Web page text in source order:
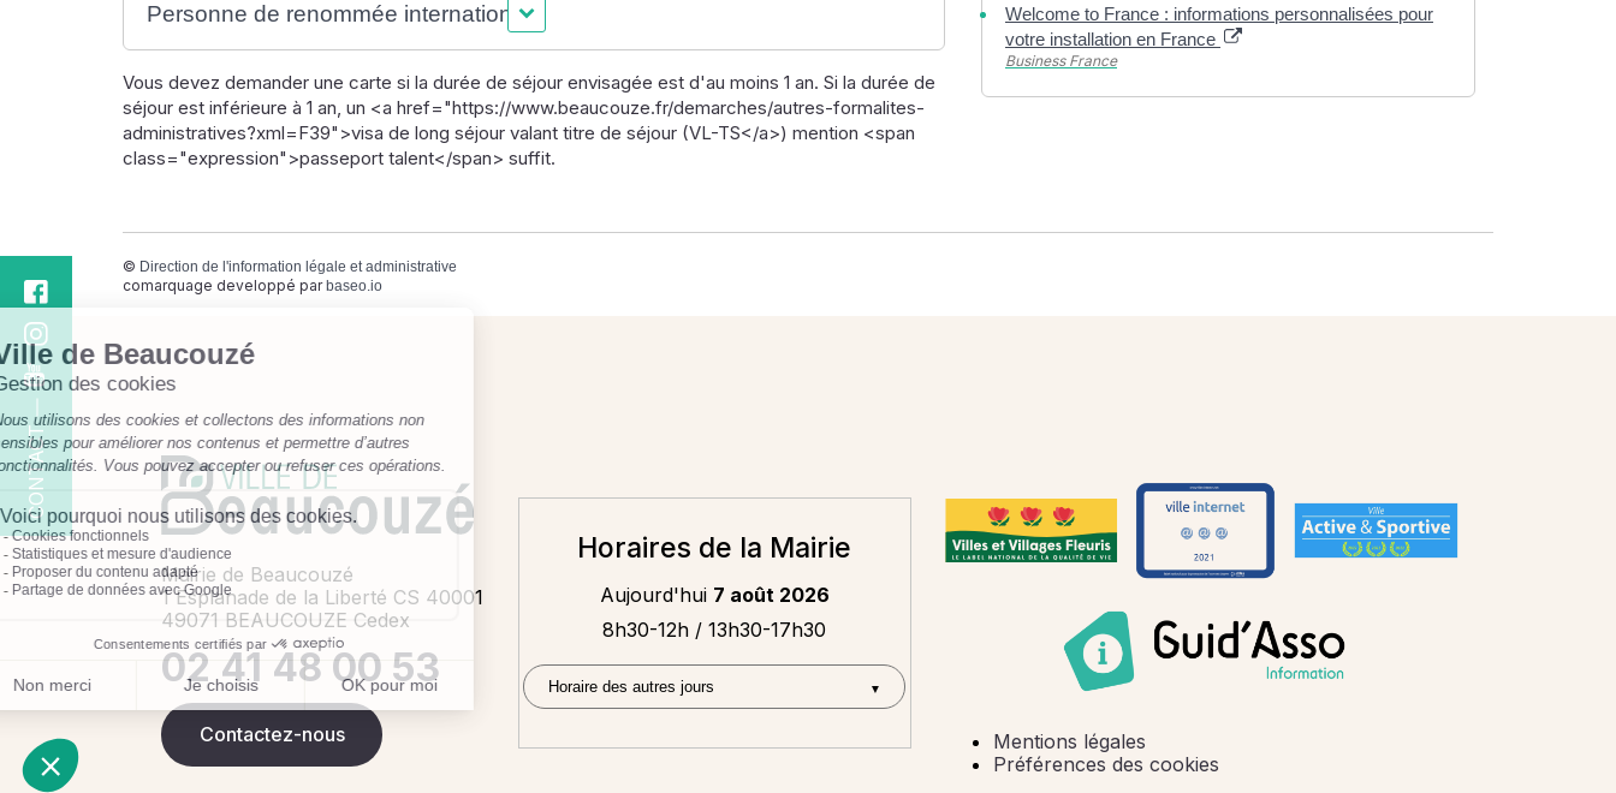
CONTACT
Personne de renommée internationale
Vous devez demander une carte si la durée de séjour envisagée est d'au moins 1 an. Si la durée de
séjour est inférieure à 1 an, un <a href="https://www.beaucouze.fr/demarches/autres-formalites-
administratives?xml=F39">visa de long séjour valant titre de séjour (VL-TS</a>) mention <span
class="expression">passeport talent</span> suffit.
Welcome to France : informations personnalisées pour
votre installation en France
Business France
© Direction de l'information légale et administrative
comarquage developpé parbaseo.io
Mairie de Beaucouzé
1 Esplanade de la Liberté CS 40001
49071 BEAUCOUZE Cedex
02 41 48 00 53
Contactez-nous
Horaires de la Mairie
Aujourd'hui 7 août 2026
8h30-12h / 13h30-17h30
Mentions légales
Préférences des cookies